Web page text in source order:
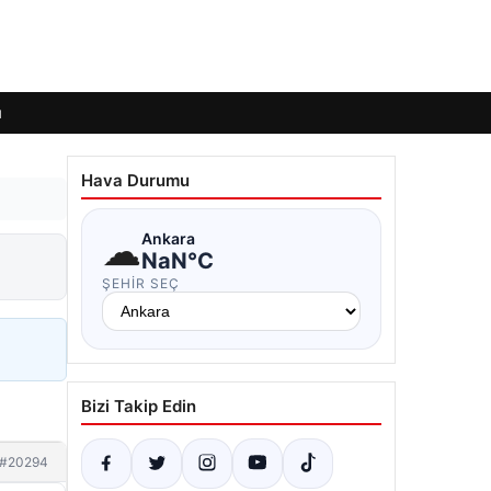
#20294
Hava Durumu
☁Ankara
NaN°C
ŞEHIR SEÇ
Bizi Takip Edin